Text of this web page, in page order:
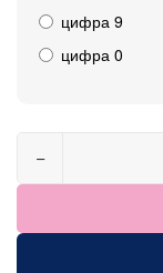
цифра 9
цифра 0
−